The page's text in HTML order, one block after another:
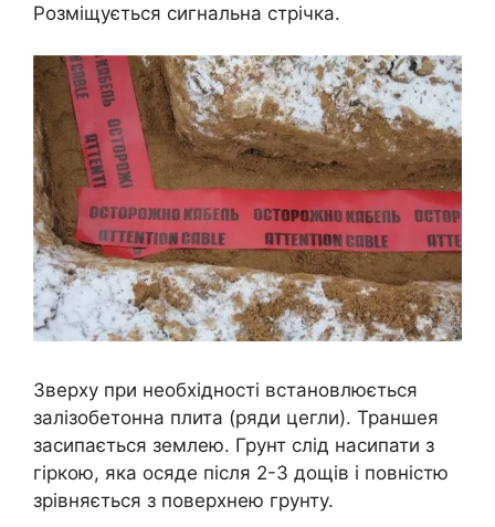
Розміщується сигнальна стрічка.
Зверху при необхідності встановлюється
залізобетонна плита (ряди цегли). Траншея
засипається землею. Грунт слід насипати з
гіркою, яка осяде після 2-3 дощів і повністю
зрівняється з поверхнею грунту.